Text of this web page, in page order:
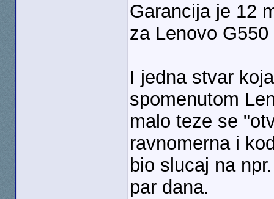
Garancija je 12
za Lenovo
I jedna stvar
spomenutom
malo teze se
ravnomerna i
bio slucaj na
par dana.